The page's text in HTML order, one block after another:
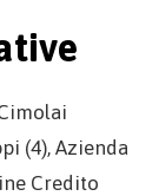
(4), Azienda
Credito